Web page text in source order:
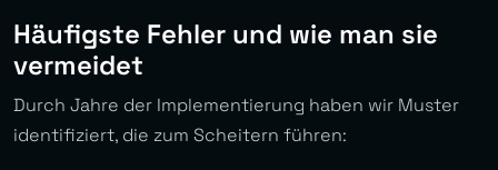
Häufigste Fehler und wie man sie
vermeidet
Durch Jahre der Implementierung haben wir Muster
identifiziert, die zum Scheitern führen: